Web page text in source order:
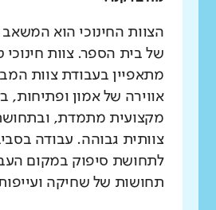
הצוות החינוכי הוא
של בית הספר. צוות חינוכי
מתאפיין בעבודת צוות
אווירה של אמון ופתיחות,
מקצועית מתמדת,
צוותית גבוהה. עבודה
לתחושת סיפוק במקום
תחושות של שחיקה